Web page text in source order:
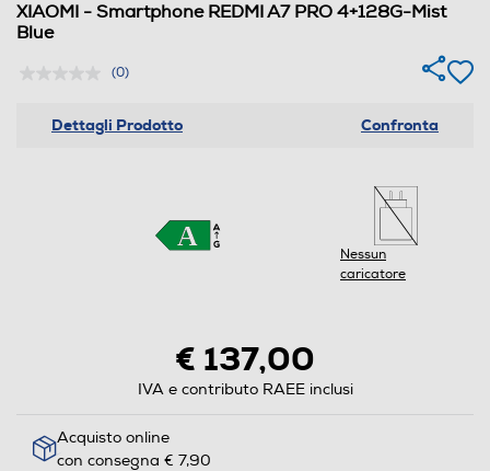
XIAOMI - Smartphone REDMI A7 PRO 4+128G-Mist
Blue
(0)
Dettagli Prodotto Confronta
Nessun
caricatore
€ 137,00
IVA e contributo RAEE inclusi
Acquisto online
con consegna € 7,90